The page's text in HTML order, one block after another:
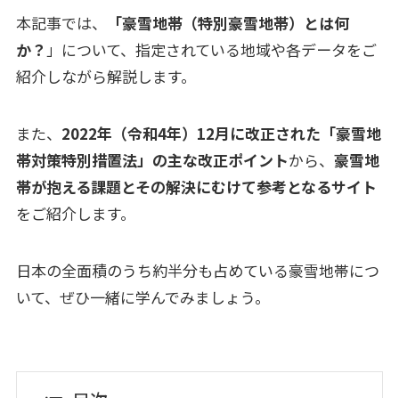
本記事では、
「豪雪地帯（特別豪雪地帯）とは何
か？ 」について、指定されている地域や各データをご
紹介しながら解説します。
また、 2022年（令和4年）12月に改正された「豪雪地
帯対策特別措置法」の主な改正ポイントから、 豪雪地
帯が抱える課題とその解決にむけて参考となるサイト
をご紹介します。
日本の全面積のうち約半分も占めている豪雪地帯につ
いて、ぜひ一緒に学んでみましょう。